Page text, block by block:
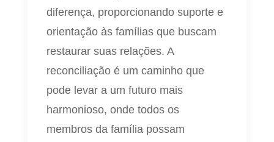
diferença, proporcionando suporte e
orientação às famílias que buscam
restaurar suas relações. A
reconciliação é um caminho que
pode levar a um futuro mais
harmonioso, onde todos os
membros da família possam